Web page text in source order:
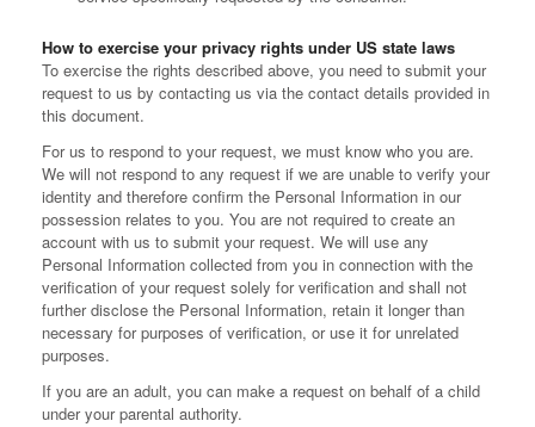
How to exercise your privacy rights under US state laws
To exercise the rights described above, you need to submit your
request to us by contacting us via the contact details provided in
this document.
For us to respond to your request, we must know who you are.
We will not respond to any request if we are unable to verify your
identity and therefore confirm the Personal Information in our
possession relates to you. You are not required to create an
account with us to submit your request. We will use any
Personal Information collected from you in connection with the
verification of your request solely for verification and shall not
further disclose the Personal Information, retain it longer than
necessary for purposes of verification, or use it for unrelated
purposes.
If you are an adult, you can make a request on behalf of a child
under your parental authority.